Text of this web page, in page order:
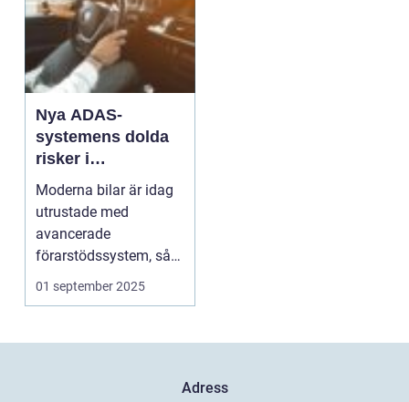
Nya ADAS-
systemens dolda
risker i
vardagstrafik
Moderna bilar är idag
utrustade med
avancerade
förarstödssystem, så
kallade ADA...
01 september 2025
Adress